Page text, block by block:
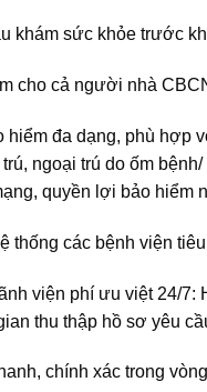
khám sức khỏe trước
cho cả người nhà
hiểm đa dạng, phù hợp
ngoại trú do ốm
quyền lợi bảo hiểm
thống các bệnh viện
viện phí ưu việt 24/7:
thu thập hồ sơ yêu
chính xác trong